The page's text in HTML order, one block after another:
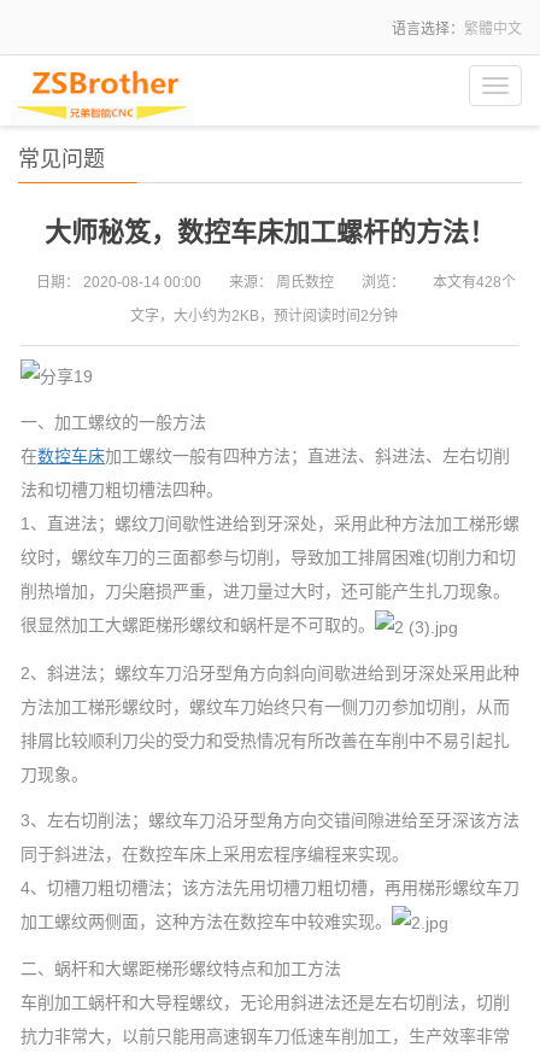
语言选择： 繁體中文
常见问题
大师秘笈，数控车床加工螺杆的方法！
日期： 2020-08-14 00:00 来源： 周氏数控 浏览：
本文有428个
文字，大小约为2KB，预计阅读时间2分钟
一、加工螺纹的一般方法
在数控车床加工螺纹一般有四种方法；直进法、斜进法、左右切削
法和切槽刀粗切槽法四种。
1、直进法；螺纹刀间歇性进给到牙深处，采用此种方法加工梯形螺
纹时，螺纹车刀的三面都参与切削，导致加工排屑困难(切削力和切
削热增加，刀尖磨损严重，进刀量过大时，还可能产生扎刀现象。
很显然加工大螺距梯形螺纹和蜗杆是不可取的。
2、斜进法；螺纹车刀沿牙型角方向斜向间歇进给到牙深处采用此种
方法加工梯形螺纹时，螺纹车刀始终只有一侧刀刃参加切削，从而
排屑比较顺利刀尖的受力和受热情况有所改善在车削中不易引起扎
刀现象。
3、左右切削法；螺纹车刀沿牙型角方向交错间隙进给至牙深该方法
同于斜进法，在数控车床上采用宏程序编程来实现。
4、切槽刀粗切槽法；该方法先用切槽刀粗切槽，再用梯形螺纹车刀
加工螺纹两侧面，这种方法在数控车中较难实现。
二、蜗杆和大螺距梯形螺纹特点和加工方法
车削加工蜗杆和大导程螺纹，无论用斜进法还是左右切削法，切削
抗力非常大，以前只能用高速钢车刀低速车削加工，生产效率非常